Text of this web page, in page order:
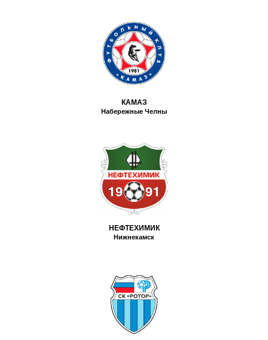
КАМАЗ
Набережные Челны
НЕФТЕХИМИК
Нижнекамск